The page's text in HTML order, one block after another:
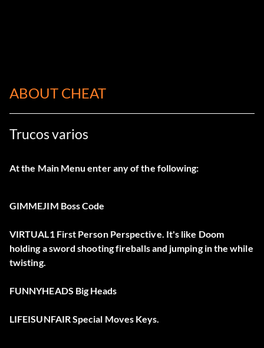
ABOUT CHEAT
Trucos varios
At the Main Menu enter any of the following:
GIMMEJIM Boss Code
VIRTUAL1 First Person Perspective. It's like Doom
holding a sword shooting fireballs and jumping in the while
twisting.
FUNNYHEADS Big Heads
LIFEISUNFAIR Special Moves Keys.